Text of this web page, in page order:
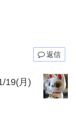
返信
19(月)